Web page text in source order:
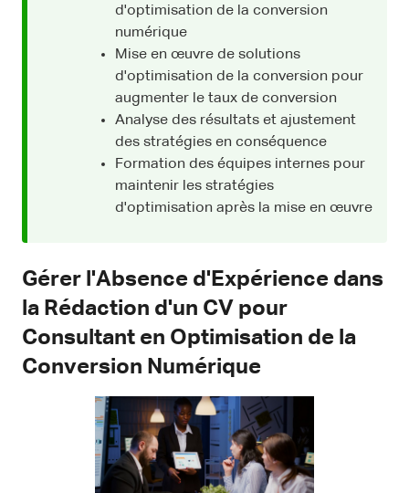
d'optimisation de la conversion
numérique
Mise en œuvre de solutions
d'optimisation de la conversion pour
augmenter le taux de conversion
Analyse des résultats et ajustement
des stratégies en conséquence
Formation des équipes internes pour
maintenir les stratégies
d'optimisation après la mise en œuvre
Gérer l'Absence d'Expérience dans
la Rédaction d'un CV pour
Consultant en Optimisation de la
Conversion Numérique